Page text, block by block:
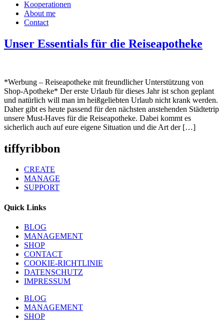
Kooperationen
About me
Contact
Unser Essentials für die Reiseapotheke
*Werbung – Reiseapotheke mit freundlicher Unterstützung von
Shop-Apotheke* Der erste Urlaub für dieses Jahr ist schon geplant
und natürlich will man im heißgeliebten Urlaub nicht krank werden.
Daher gibt es heute passend für den nächsten anstehenden Städtetrip
unsere Must-Haves für die Reiseapotheke. Dabei kommt es
sicherlich auch auf eure eigene Situation und die Art der […]
tiffyribbon
CREATE
MANAGE
SUPPORT
Quick Links
BLOG
MANAGEMENT
SHOP
CONTACT
COOKIE-RICHTLINIE
DATENSCHUTZ
IMPRESSUM
BLOG
MANAGEMENT
SHOP